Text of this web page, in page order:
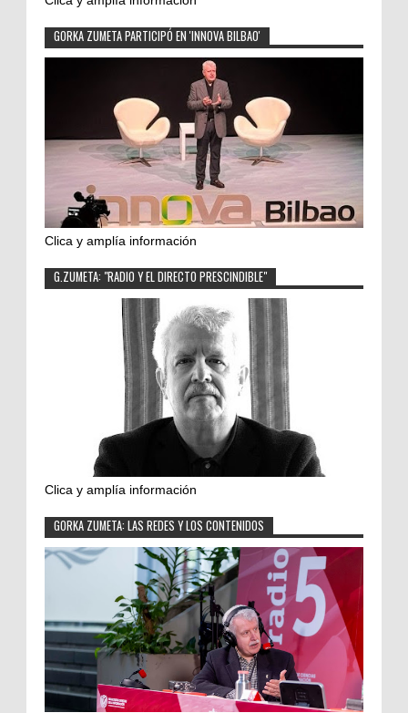
GORKA ZUMETA PARTICIPÓ EN 'INNOVA BILBAO'
Clica y amplía información
G.ZUMETA: "RADIO Y EL DIRECTO PRESCINDIBLE"
Clica y amplía información
GORKA ZUMETA: LAS REDES Y LOS CONTENIDOS